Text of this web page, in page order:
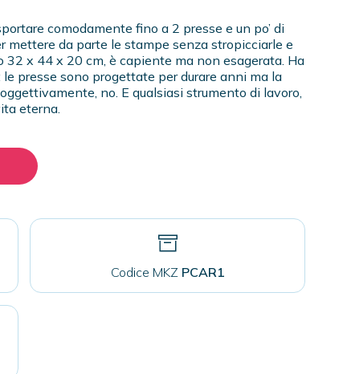
comodamente fino a 2 presse e un po’ di
mettere da parte le stampe senza stropicciarle e
32 x 44 x 20 cm, è capiente ma non esagerata. Ha
presse sono progettate per durare anni ma la
no. E qualsiasi strumento di lavoro,
eterna.
Codice MKZ PCAR1